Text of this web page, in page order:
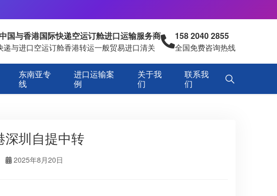
国与香港国际快递空运订舱进口运输服务商
递与进口空运订舱香港转运一般贸易进口清关
158 2040 2855
全国免费咨询热线
东南亚专
线
进口运输案
例
关于我
们
联系我
们
深圳自提中转
2025年8月20日